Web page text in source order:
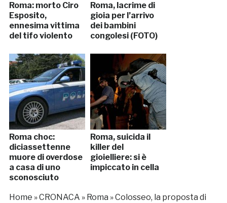
Roma: morto Ciro
Esposito,
ennesima vittima
del tifo violento
Roma, lacrime di
gioia per l’arrivo
dei bambini
congolesi (FOTO)
Roma choc:
diciassettenne
muore di overdose
a casa di uno
sconosciuto
Roma, suicida il
killer del
gioielliere: si è
impiccato in cella
Home »CRONACA » Roma »Colosseo, la proposta di